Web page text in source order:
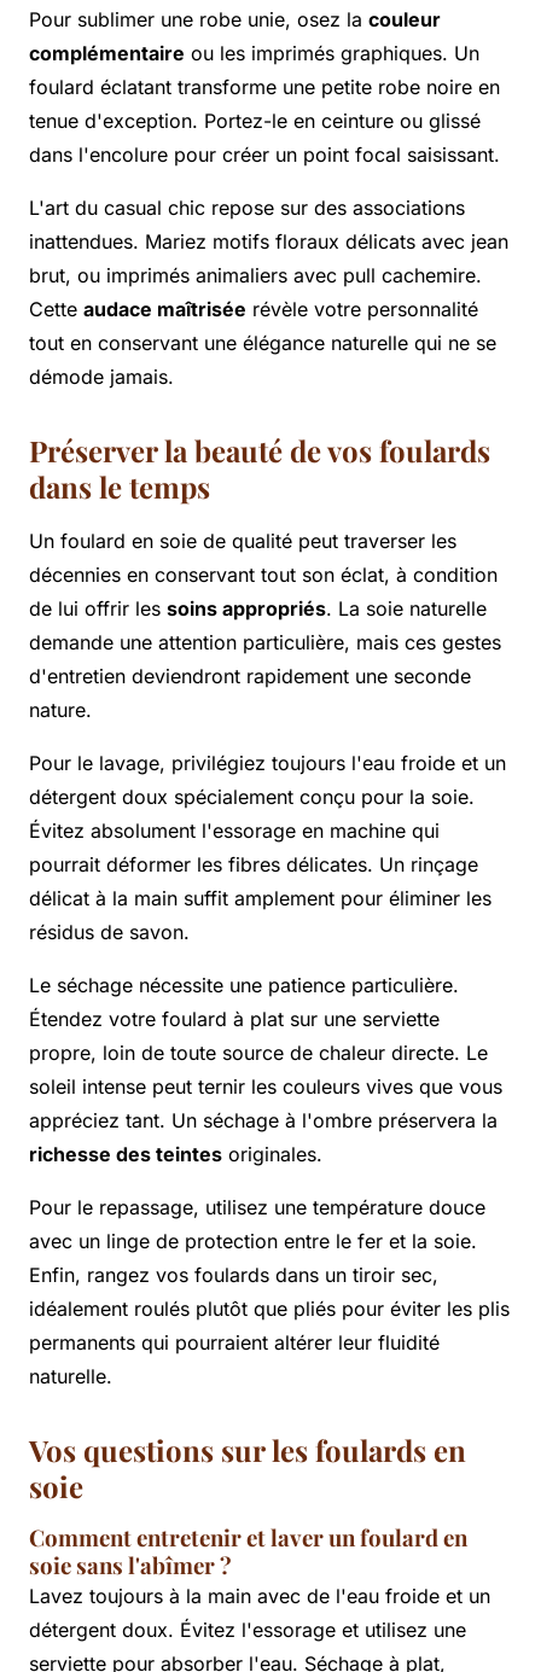
Pour sublimer une robe unie, osez la couleur
complémentaire ou les imprimés graphiques. Un
foulard éclatant transforme une petite robe noire en
tenue d'exception. Portez-le en ceinture ou glissé
dans l'encolure pour créer un point focal saisissant.
L'art du casual chic repose sur des associations
inattendues. Mariez motifs floraux délicats avec jean
brut, ou imprimés animaliers avec pull cachemire.
Cette audace maîtrisée révèle votre personnalité
tout en conservant une élégance naturelle qui ne se
démode jamais.
Préserver la beauté de vos foulards
dans le temps
Un foulard en soie de qualité peut traverser les
décennies en conservant tout son éclat, à condition
de lui offrir les soins appropriés. La soie naturelle
demande une attention particulière, mais ces gestes
d'entretien deviendront rapidement une seconde
nature.
Pour le lavage, privilégiez toujours l'eau froide et un
détergent doux spécialement conçu pour la soie.
Évitez absolument l'essorage en machine qui
pourrait déformer les fibres délicates. Un rinçage
délicat à la main suffit amplement pour éliminer les
résidus de savon.
Le séchage nécessite une patience particulière.
Étendez votre foulard à plat sur une serviette
propre, loin de toute source de chaleur directe. Le
soleil intense peut ternir les couleurs vives que vous
appréciez tant. Un séchage à l'ombre préservera la
richesse des teintes originales.
Pour le repassage, utilisez une température douce
avec un linge de protection entre le fer et la soie.
Enfin, rangez vos foulards dans un tiroir sec,
idéalement roulés plutôt que pliés pour éviter les plis
permanents qui pourraient altérer leur fluidité
naturelle.
Vos questions sur les foulards en
soie
Comment entretenir et laver un foulard en
soie sans l'abîmer ?
Lavez toujours à la main avec de l'eau froide et un
détergent doux. Évitez l'essorage et utilisez une
serviette pour absorber l'eau. Séchage à plat,